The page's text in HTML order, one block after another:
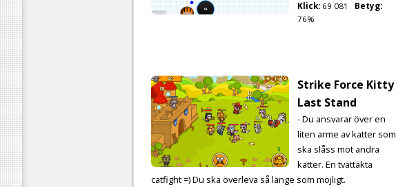
Klick: 69 081
Betyg:
76%
Strike Force Kitty
Last Stand
- Du ansvarar över en
liten arme av katter som
ska slåss mot andra
katter. En tvättäkta
catfight =) Du ska överleva så länge som möjligt.